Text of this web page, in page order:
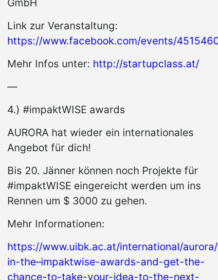
GmbH
Link zur Veranstaltung:
https://www.facebook.com/events/
Mehr Infos unter: http://startupclass.at/
—
4.) #impaktWISE awards
AURORA hat wieder ein internationales
Angebot für dich!
Bis 20. Jänner können noch Projekte für
#impaktWISE eingereicht werden um ins
Rennen um $ 3000 zu gehen.
Mehr Informationen:
https://www.uibk.ac.at/international/
in-the–impaktwise-awards-and-get-the-
chance-to-take-your-idea-to-the-next-